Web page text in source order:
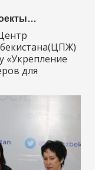
«Укрепление
для